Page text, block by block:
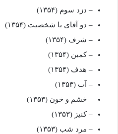
– دزد سوم (۱۳۵۴)
– دو آقای با شخصیت (۱۳۵۴)
– شرف (۱۳۵۴)
– کمین (۱۳۵۴)
– هدف (۱۳۵۴)
– آب (۱۳۵۳)
– خشم و خون (۱۳۵۳)
– کنیز (۱۳۵۳)
– مرد شب (۱۳۵۳)